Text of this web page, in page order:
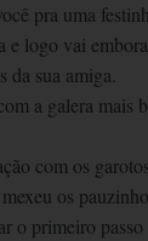
pra uma
logo vai embora.
da sua amiga.
a galera mais
com os
os
o primeiro passo